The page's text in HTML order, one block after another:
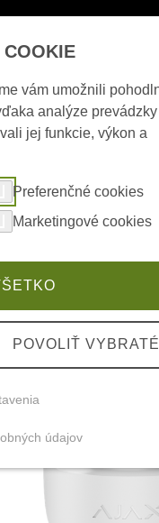
SYSTÉMY
AJAX
COOKIE
vám umožnili
analýze prevádzky
jej funkcie, výkon a
Preferenčné cookies
Marketingové cookies
POVOLIŤ VYBRATÉ
fungovanie
údajov